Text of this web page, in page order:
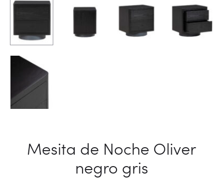
Mesita de Noche Oliver
negro gris